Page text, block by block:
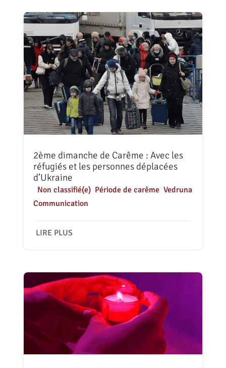
2ème dimanche de Carême : Avec les
réfugiés et les personnes déplacées
d’Ukraine
Non classifié(e), Période de carême, Vedruna
Communication
LIRE PLUS